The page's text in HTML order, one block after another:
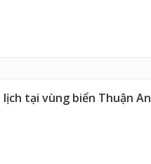
tại vùng biển Thuận An